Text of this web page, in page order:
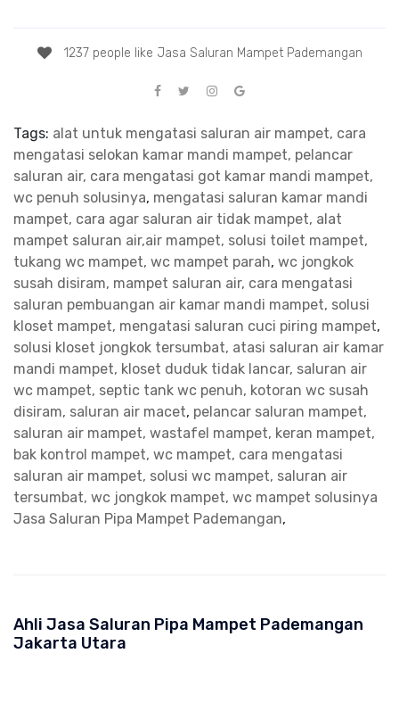
1237 people like Jasa Saluran Mampet Pademangan
Tags: alat untuk mengatasi saluran air mampet, cara
mengatasi selokan kamar mandi mampet, pelancar
saluran air, cara mengatasi got kamar mandi mampet,
wc penuh solusinya, mengatasi saluran kamar mandi
mampet, cara agar saluran air tidak mampet, alat
mampet saluran air,air mampet, solusi toilet mampet,
tukang wc mampet, wc mampet parah, wc jongkok
susah disiram, mampet saluran air, cara mengatasi
saluran pembuangan air kamar mandi mampet, solusi
kloset mampet, mengatasi saluran cuci piring mampet,
solusi kloset jongkok tersumbat, atasi saluran air kamar
mandi mampet, kloset duduk tidak lancar, saluran air
wc mampet, septic tank wc penuh, kotoran wc susah
disiram, saluran air macet, pelancar saluran mampet,
saluran air mampet, wastafel mampet, keran mampet,
bak kontrol mampet, wc mampet, cara mengatasi
saluran air mampet, solusi wc mampet, saluran air
tersumbat, wc jongkok mampet, wc mampet solusinya
Jasa Saluran Pipa Mampet Pademangan,
Ahli Jasa Saluran Pipa Mampet Pademangan
Jakarta Utara